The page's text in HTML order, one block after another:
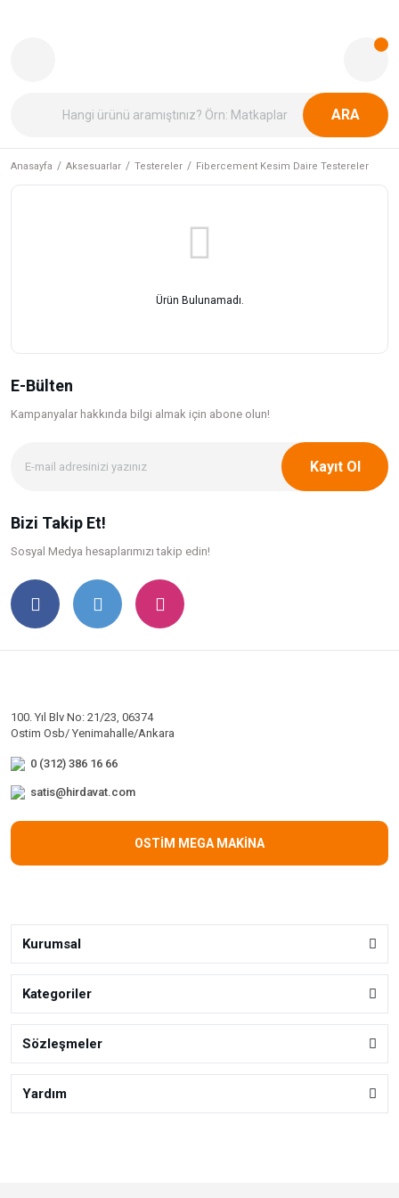
ARA
Anasayfa Aksesuarlar Testereler Fibercement Kesim Daire Testereler
Ürün Bulunamadı.
E-Bülten
Kampanyalar hakkında bilgi almak için abone olun!
Kayıt Ol
Bizi Takip Et!
Sosyal Medya hesaplarımızı takip edin!
100. Yıl Blv No: 21/23, 06374
Ostim Osb/ Yenimahalle/Ankara
0 (312) 386 16 66
satis@hirdavat.com
OSTİM MEGA MAKİNA
Kurumsal
Kategoriler
Sözleşmeler
Yardım